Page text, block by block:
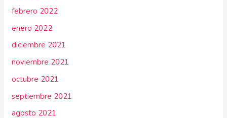
febrero 2022
enero 2022
diciembre 2021
noviembre 2021
octubre 2021
septiembre 2021
agosto 2021